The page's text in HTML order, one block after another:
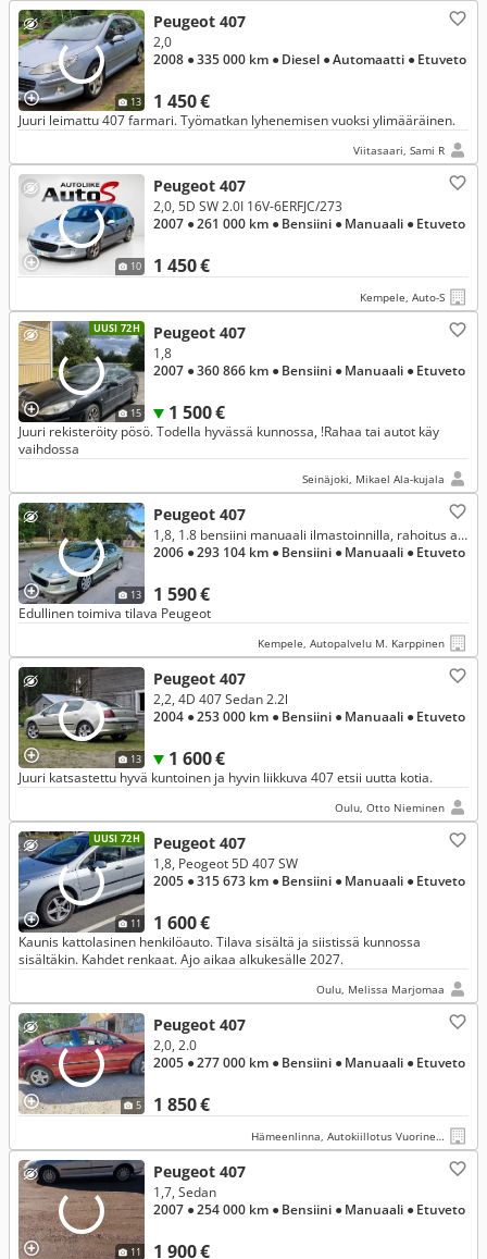
13
Peugeot 407
1 450 €
2,0
2008 ● 335 000 km ● Diesel ● Automaatti ● Etuveto
Juuri leimattu 407 farmari. Työmatkan lyhenemisen vuoksi ylimääräinen.
Viitasaari, Sami R
10
Peugeot 407
1 450 €
2,0, 5D SW 2.0I 16V-6ERFJC/273
2007 ● 261 000 km ● Bensiini ● Manuaali ● Etuveto
Kempele, Auto-S
UUSI 72H
15
Peugeot 407
1 500 €
1,8
2007 ● 360 866 km ● Bensiini ● Manuaali ● Etuveto
Juuri rekisteröity pösö. Todella hyvässä kunnossa, !Rahaa tai autot käy
vaihdossa
Seinäjoki, Mikael Ala-kujala
13
Peugeot 407
1 590 €
1,8, 1.8 bensiini manuaali ilmastoinnilla, rahoitus alk 69€/kk
2006 ● 293 104 km ● Bensiini ● Manuaali ● Etuveto
Edullinen toimiva tilava Peugeot
Kempele, Autopalvelu M. Karppinen
13
Peugeot 407
1 600 €
2,2, 4D 407 Sedan 2.2l
2004 ● 253 000 km ● Bensiini ● Manuaali ● Etuveto
Juuri katsastettu hyvä kuntoinen ja hyvin liikkuva 407 etsii uutta kotia.
Oulu, Otto Nieminen
UUSI 72H
11
Peugeot 407
1 600 €
1,8, Peogeot 5D 407 SW
2005 ● 315 673 km ● Bensiini ● Manuaali ● Etuveto
Kaunis kattolasinen henkilöauto. Tilava sisältä ja siistissä kunnossa
sisältäkin. Kahdet renkaat. Ajo aikaa alkukesälle 2027.
Oulu, Melissa Marjomaa
5
Peugeot 407
1 850 €
2,0, 2.0
2005 ● 277 000 km ● Bensiini ● Manuaali ● Etuveto
Hämeenlinna, Autokiillotus Vuorinen Hannu
11
Peugeot 407
1 900 €
1,7, Sedan
2007 ● 254 000 km ● Bensiini ● Manuaali ● Etuveto